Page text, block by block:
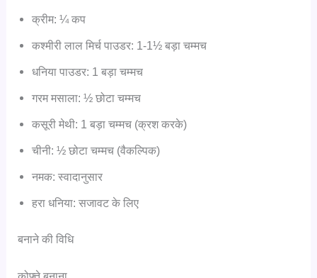
क्रीम: ¼ कप
कश्मीरी लाल मिर्च पाउडर: 1-1½ बड़ा चम्मच
धनिया पाउडर: 1 बड़ा चम्मच
गरम मसाला: ½ छोटा चम्मच
कसूरी मेथी: 1 बड़ा चम्मच (क्रश करके)
चीनी: ½ छोटा चम्मच (वैकल्पिक)
नमक: स्वादानुसार
हरा धनिया: सजावट के लिए
बनाने की विधि